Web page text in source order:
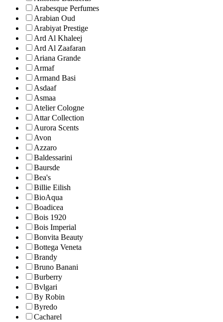
Arabesque Perfumes
Arabian Oud
Arabiyat Prestige
Ard Al Khaleej
Ard Al Zaafaran
Ariana Grande
Armaf
Armand Basi
Asdaaf
Asmaa
Atelier Cologne
Attar Collection
Aurora Scents
Avon
Azzaro
Baldessarini
Baursde
Bea's
Billie Eilish
BioAqua
Boadicea
Bois 1920
Bois Imperial
Bonvita Beauty
Bottega Veneta
Brandy
Bruno Banani
Burberry
Bvlgari
By Robin
Byredo
Cacharel